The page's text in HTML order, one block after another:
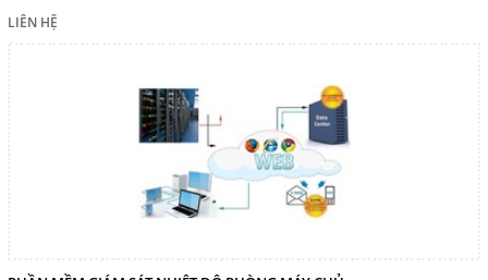
LIÊN HỆ